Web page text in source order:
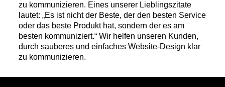
zu kommunizieren. Eines unserer Lieblingszitate
lautet: „Es ist nicht der Beste, der den besten Service
oder das beste Produkt hat, sondern der es am
besten kommuniziert.“ Wir helfen unseren Kunden,
durch sauberes und einfaches Website-Design klar
zu kommunizieren.